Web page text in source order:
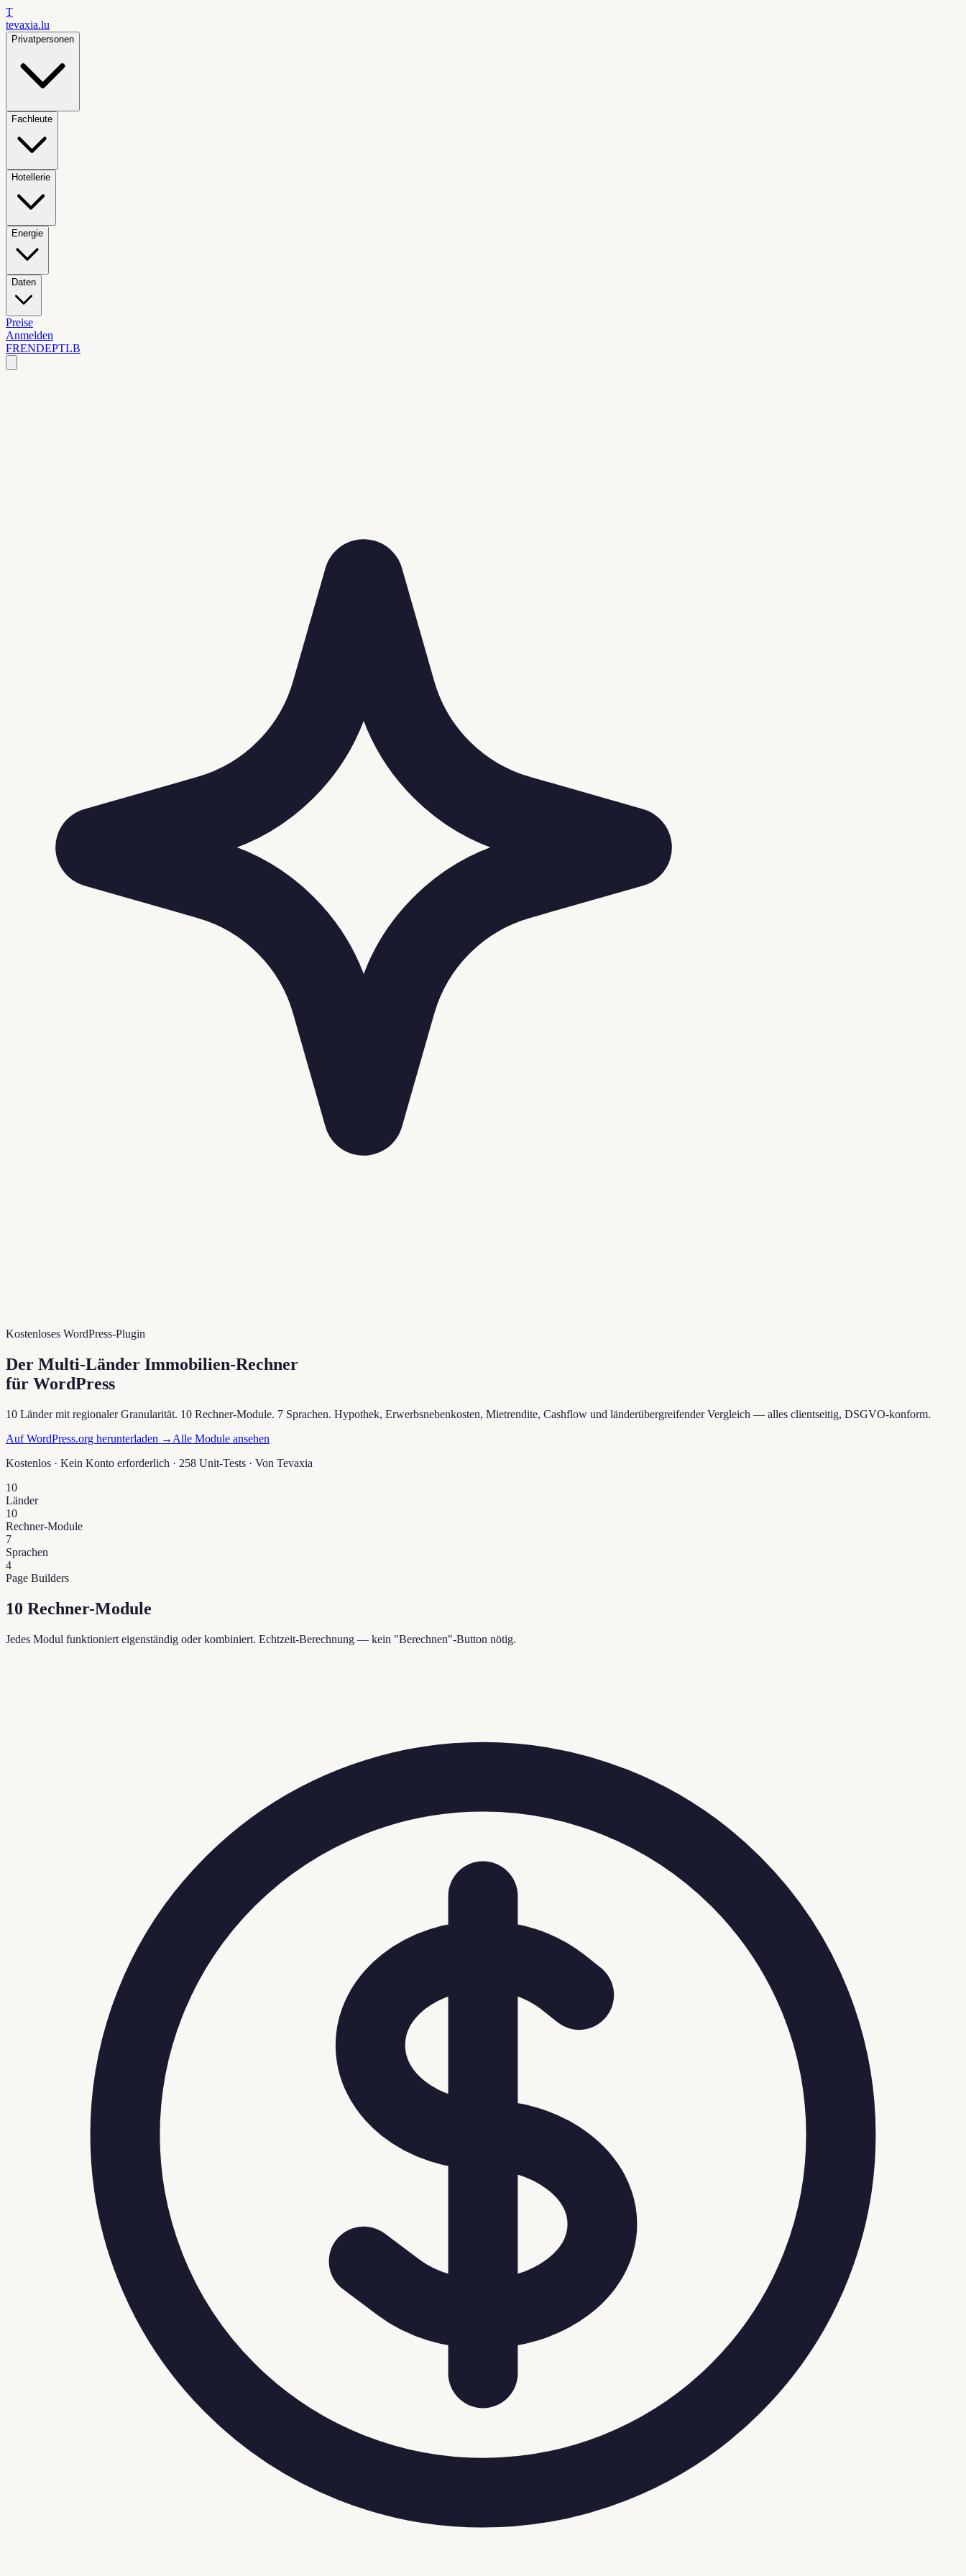
T
tevaxia.lu
Privatpersonen
Fachleute
Hotellerie
Energie
Daten
Preise
Anmelden
FRENDEPTLB
Kostenloses WordPress-Plugin
Der Multi-Länder Immobilien-Rechner
für WordPress
10 Länder mit regionaler Granularität. 10 Rechner-Module. 7 Sprachen. Hypothek, Erwerbsnebenkosten, Mietrendite, Cashflow und länderübergreifender Vergleich — alles clientseitig, DSGVO-konform.
Auf WordPress.org herunterladen → Alle Module ansehen
Kostenlos · Kein Konto erforderlich · 258 Unit-Tests · Von Tevaxia
10
Länder
10
Rechner-Module
7
Sprachen
4
Page Builders
10 Rechner-Module
Jedes Modul funktioniert eigenständig oder kombiniert. Echtzeit-Berechnung — kein "Berechnen"-Button nötig.